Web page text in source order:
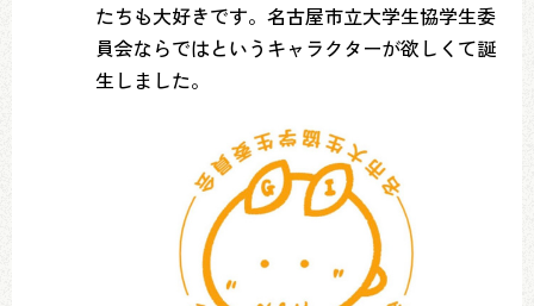
たちも大好きです。名古屋市立大学生協学生委
員会ならではというキャラクターが欲しくて誕
生しました。